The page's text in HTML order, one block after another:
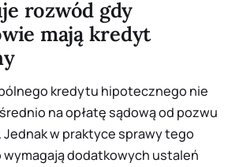
rozwód gdy
mają kredyt
kredytu hipotecznego nie
na opłatę sądową od pozwu
w praktyce sprawy tego
dodatkowych ustaleń